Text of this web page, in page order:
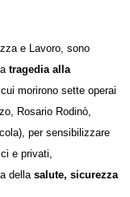
e Lavoro, sono
tragedia alla
cui morirono sette
Marzo, Rosario
Scola), per
enti pubblici e
sul tema dellasalute,